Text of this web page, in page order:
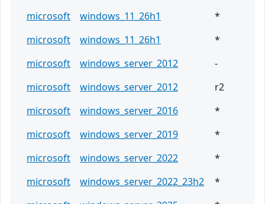
microsoft
windows_11_26h1
*
microsoft
windows_11_26h1
*
microsoft
windows_server_2012
-
microsoft
windows_server_2012
r2
microsoft
windows_server_2016
*
microsoft
windows_server_2019
*
microsoft
windows_server_2022
*
microsoft
windows_server_2022_23h2
*